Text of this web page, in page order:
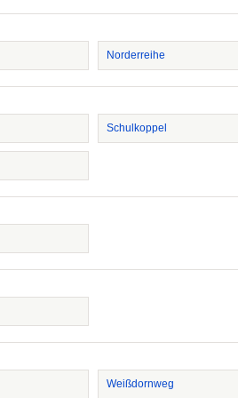
Norderreihe
Schulkoppel
Weißdornweg